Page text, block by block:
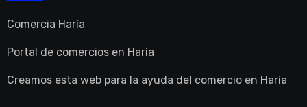
Comercia Haría
Portal de comercios en Haría
Creamos esta web para la ayuda del comercio en Haría